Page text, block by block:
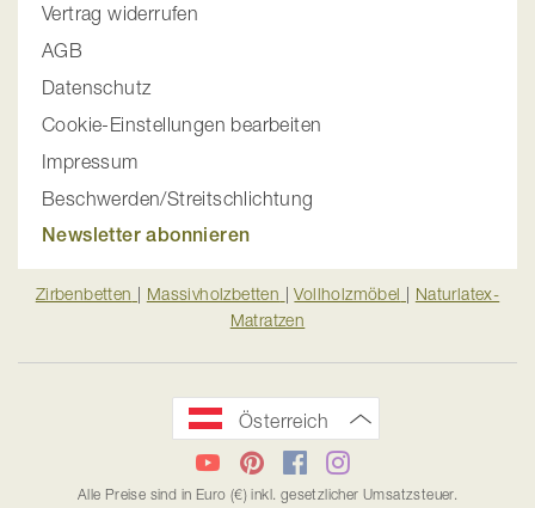
Vertrag widerrufen
AGB
Datenschutz
Cookie-Einstellungen bearbeiten
Impressum
Beschwerden/Streitschlichtung
Newsletter abonnieren
Zirbenbetten | Massivholzbetten |Vollholzmöbel | Naturlatex-
Matratzen
Österreich
Alle Preise sind in Euro (€) inkl. gesetzlicher Umsatzsteuer.